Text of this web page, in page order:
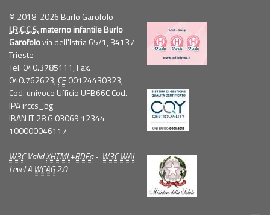
© 2018-2026 Burlo Garofolo
I.R.C.C.S.materno infantile Burlo
Garofolovia dell'Istria 65/1, 34137
Trieste
Tel. 040.3785111, Fax.
040.762623, CF00124430323,
Cod. univoco Ufficio UFB66C Cod.
IPA irccs_bg
IBAN IT 28 G 03069 12344
100000046117
W3CValidXHTML+RDFa- W3C WAI
Level A WCAG2.0